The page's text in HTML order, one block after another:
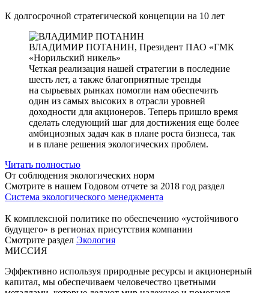
К долгосрочной стратегической концепции на 10 лет
ВЛАДИМИР ПОТАНИН, Президент ПАО «ГМК
«Норильский никель»
Четкая реализация нашей стратегии в последние
шесть лет, а также благоприятные тренды
на сырьевых рынках помогли нам обеспечить
один из самых высоких в отрасли уровней
доходности для акционеров. Теперь пришло время
сделать следующий шаг для достижения еще более
амбициозных задач как в плане роста бизнеса, так
и в плане решения экологических проблем.
Читать полностью
От соблюдения экологических норм
Смотрите в нашем Годовом отчете за 2018 год раздел
Система экологического менеджмента
К комплексной политике по обеспечению «устойчивого
будущего» в регионах присутствия компании
Смотрите раздел Экология
МИССИЯ
Эффективно используя природные ресурсы и акционерный
капитал, мы обеспечиваем человечество цветными